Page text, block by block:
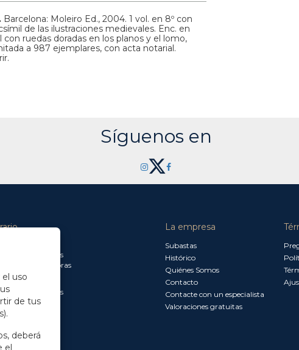
Barcelona: Moleiro Ed., 2004. 1 vol. en 8º con
de las ilustraciones medievales. Enc. en
ruedas doradas en los planos y el lomo,
a 987 ejemplares, con acta notarial.
Síguenos en
9.00 a 13.30 horas
14.30 a 18.00 horas
a 15.00 horas
La empresa
Subastas
Histórico
Quiénes Somos
Contacto
Contacte con un especialista
Valoraciones gratuitas
uso
de tus
deberá
el